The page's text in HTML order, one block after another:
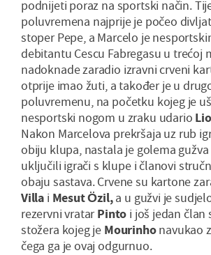
podnijeti poraz na sportski način.
poluvremena najprije je počeo
stoper Pepe, a Marcelo je
debitantu Cescu Fabregasu u trećoj
nadoknade zaradio izravni crveni
otprije imao žuti, a također je u
poluvremenu, na početku kojeg je
nesportski nogom u zraku udario
Nakon Marcelova prekršaja uz rub
obiju klupa, nastala je golema
uključili igrači s klupe i članovi
obaju sastava. Crvene su kartone
Villa i Mesut Özil,a u gužvi je
rezervni vratarPinto i još jedan član
stožera kojeg je Mourinhonavukao
čega ga je ovaj odgurnuo.